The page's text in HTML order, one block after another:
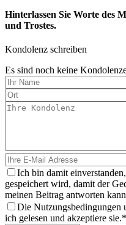
Hinterlassen Sie Worte des
und Trostes.
Kondolenz schreiben
Es sind noch keine
Ich bin damit
gespeichert wird, damit der
meinen Beitrag antworten
Die Nutzungsbedingungen
ich gelesen und akzeptiere sie.